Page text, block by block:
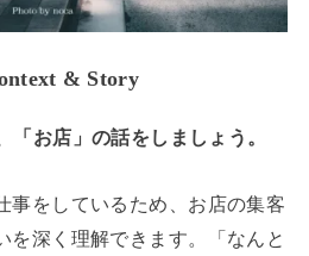
& Story
「お店」の話をしましょう。
事をしているため、お店の集客
を深く理解できます。「なんと